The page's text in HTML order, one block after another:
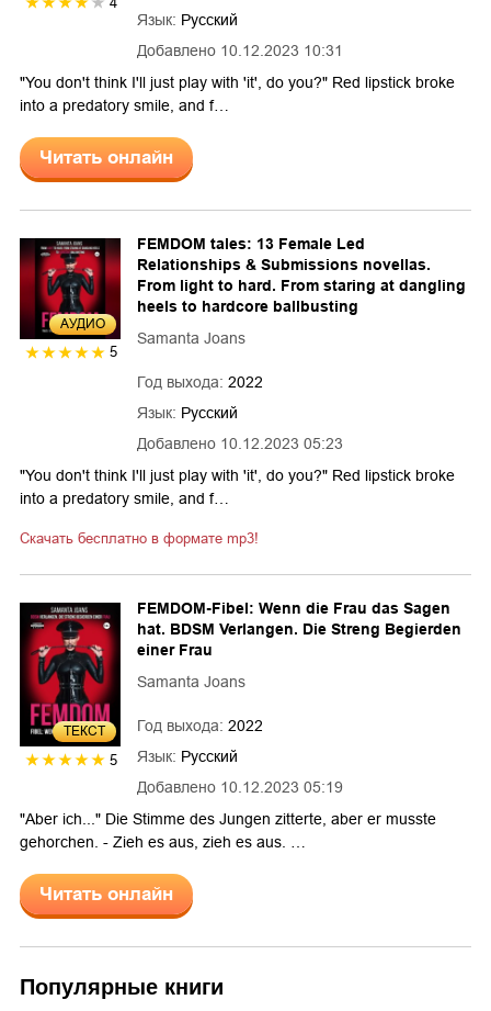
Добавлено 10.12.2023 10:31
Язык: Русский
"You don't think I'll just play with 'it', do you?" Red lipstick broke
into a predatory smile, and f…
Читать онлайн
AУДИО
5
Добавлено 10.12.2023 05:23
FEMDOM tales: 13 Female Led
Relationships & Submissions novellas.
From light to hard. From staring at dangling
heels to hardcore ballbusting
Samanta Joans
Год выхода: 2022
Язык: Русский
"You don't think I'll just play with 'it', do you?" Red lipstick broke
into a predatory smile, and f…
Скачать бесплатно в формате mp3!
ТЕКСТ
5
Добавлено 10.12.2023 05:19
FEMDOM-Fibel: Wenn die Frau das Sagen
hat. BDSM Verlangen. Die Streng Begierden
einer Frau
Samanta Joans
Год выхода: 2022
Язык: Русский
"Aber ich..." Die Stimme des Jungen zitterte, aber er musste
gehorchen. - Zieh es aus, zieh es aus. …
Читать онлайн
Популярные книги